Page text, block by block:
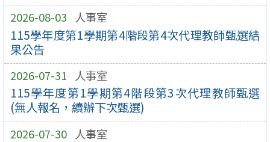
2026-08-03 人事室
115學年度第1學期第4階段第4次代理教師甄選結
果公告
2026-07-31 人事室
115學年度第1學期第4階段第3次代理教師甄選
(無人報名，續辦下次甄選)
2026-07-30 人事室